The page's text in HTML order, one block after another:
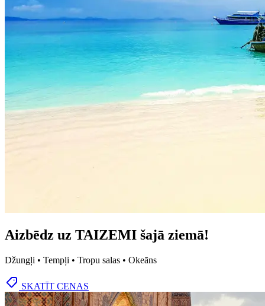
Aizbēdz uz TAIZEMI šajā ziemā!
Džungļi • Tempļi • Tropu salas • Okeāns
SKATĪT CENAS